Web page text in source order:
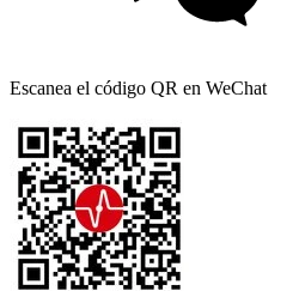
Escanea el código QR en WeChat